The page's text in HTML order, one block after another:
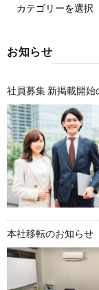
お知らせ
社員募集 新掲載開
本社移転のお知らせ